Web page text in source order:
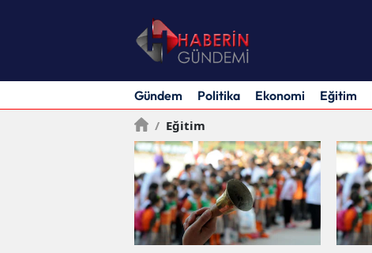
Gündem Politika Ekonomi Eğitim
/ Eğitim